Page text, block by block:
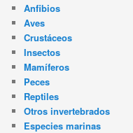
Anfibios
Aves
Crustáceos
Insectos
Mamíferos
Peces
Reptiles
Otros invertebrados
Especies marinas